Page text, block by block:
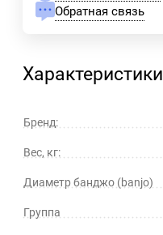
Обратная связь
Характеристики
Бренд:
Вес, кг:
Диаметр банджо (banjo)
Группа